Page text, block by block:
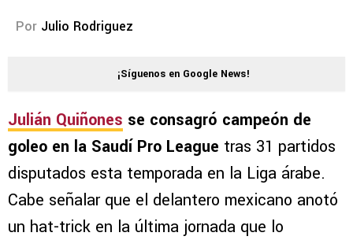
Por Julio Rodriguez
¡Síguenos en Google News!
Julián Quiñones se consagró campeón de
goleo en la Saudí Pro League tras 31 partidos
disputados esta temporada en la Liga árabe.
Cabe señalar que el delantero mexicano anotó
un hat-trick en la última jornada que lo